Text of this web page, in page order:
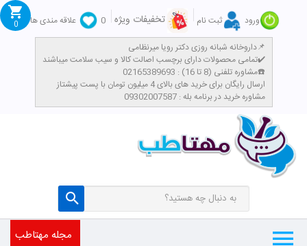
ورود ثبت نام تخفیفات ویژه 0
علاقه مندی ها
داروخانه شبانه روزی دکتر رویا میرنظامی📌
تمامی محصولات دارای برچسب اصالت کالا و سیب سلامت میباشند✔️
مشاوره تلفنی (8 تا 16) : 02165389693☎️
​ارسال رایگان برای خرید های بالای 4 میلیون تومان با پست پیشتاز
مشاوره خرید در برنامه بله : 09302007587
0
مجله مهتاطب